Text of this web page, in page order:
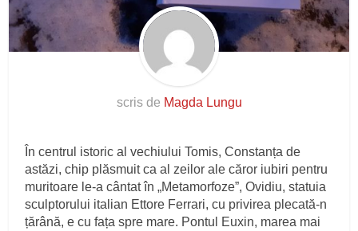
scris de Magda Lungu
În centrul istoric al vechiului Tomis, Constanța de
astăzi, chip plăsmuit ca al zeilor ale căror iubiri pentru
muritoare le-a cântat în „Metamorfoze”, Ovidiu, statuia
sculptorului italian Ettore Ferrari, cu privirea plecată-n
țărână, e cu fața spre mare. Pontul Euxin, marea mai